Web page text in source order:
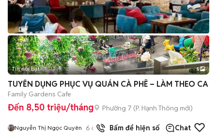
Tin nổi bật 5
TUYỂN DỤNG PHỤC VỤ QUÁN CÀ PHÊ – LÀM THEO CA
Family Gardens Cafe
Đến 8,50 triệu/tháng Phường 7 (P. Hạnh Thông mới)
Nguyễn Thị Ngọc Quyên 6 đã bánBấm để hiện số Chat